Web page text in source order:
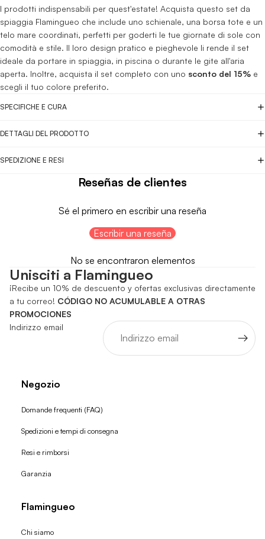
I prodotti indispensabili per quest'estate! Acquista questo set da
spiaggia Flamingueo che include uno schienale, una borsa tote e un
telo mare coordinati, perfetti per goderti le tue giornate di sole con
comodità e stile. Il loro design pratico e pieghevole li rende il set
ideale da portare in spiaggia, in piscina o durante le gite all'aria
aperta. Inoltre, acquista il set completo con uno sconto del 15% e
scegli il tuo colore preferito.
SPECIFICHE E CURA
DETTAGLI DEL PRODOTTO
SPEDIZIONE E RESI
Reseñas de clientes
Sé el primero en escribir una reseña
Escribir una reseña
No se encontraron elementos
Unisciti a Flamingueo
¡Recibe un 10% de descuento y ofertas exclusivas directamente
a tu correo! CÓDIGO NO ACUMULABLE A OTRAS
PROMOCIONES
Indirizzo email
Negozio
Domande frequenti (FAQ)
Spedizioni e tempi di consegna
Resi e rimborsi
Garanzia
Flamingueo
Chi siamo